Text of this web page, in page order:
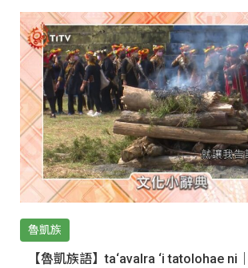
魯凱族
【魯凱族語】ta‘avalra ‘i tatolohae ni